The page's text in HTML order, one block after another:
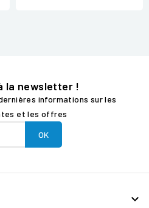
la newsletter !
informations sur les
et les offres
